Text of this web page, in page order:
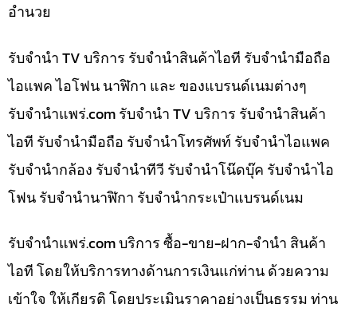
อำนวย
รับจำนำ TV บริการ รับจำนำสินค้าไอที รับจำนำมือถือ
ไอแพค ไอโฟน นาฬิกา และ ของแบรนด์เนมต่างๆ
รับจํานําแพร่.com รับจำนำ TV บริการ รับจำนำสินค้า
ไอที รับจำนำมือถือ รับจำนำโทรศัพท์ รับจำนำไอแพค
รับจำนำกล้อง รับจำนำทีวี รับจำนำโน๊ดบุ๊ค รับจำนำไอ
โฟน รับจำนำนาฬิกา รับจำนำกระเป๋าแบรนด์เนม
รับจํานําแพร่.com บริการ ซื้อ-ขาย-ฝาก-จำนำ สินค้า
ไอที โดยให้บริการทางด้านการเงินแก่ท่าน ด้วยความ
เข้าใจ ให้เกียรติ โดยประเมินราคาอย่างเป็นธรรม ท่าน